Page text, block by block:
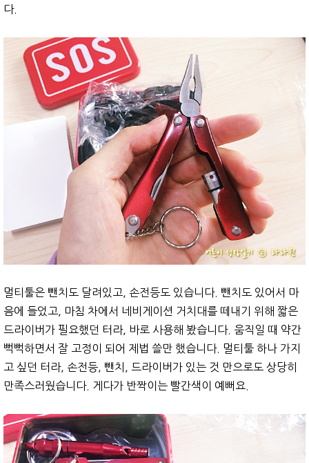
다.
멀티툴은 뺀치도 달려있고, 손전등도 있습니다. 뺀치도 있어서 마
음에 들었고, 마침 차에서 네비게이션 거치대를 떼내기 위해 짧은
드라이버가 필요했던 터라, 바로 사용해 봤습니다. 움직일 때 약간
뻑뻑하면서 잘 고정이 되어 제법 쓸만 했습니다. 멀티툴 하나 가지
고 싶던 터라, 손전등, 뺀치, 드라이버가 있는 것 만으로도 상당히
만족스러웠습니다. 게다가 반짝이는 빨간색이 예뻐요.